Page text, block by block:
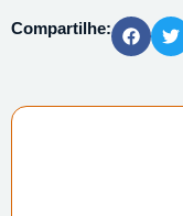
Compartilhe: